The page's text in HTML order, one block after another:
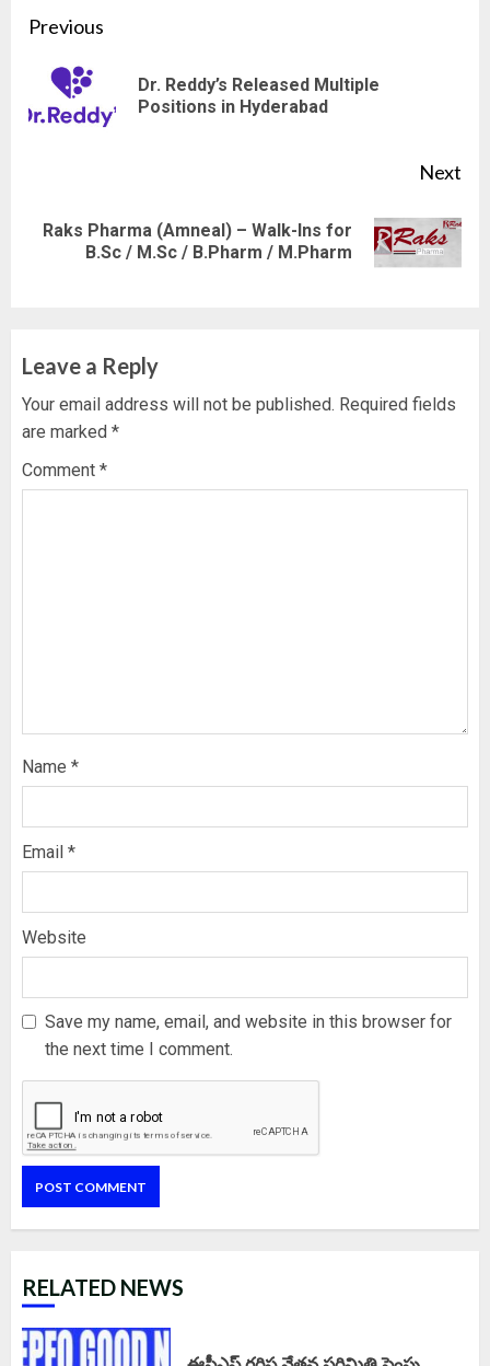
Continue
Reading
Previous
Dr. Reddy’s Released Multiple
Positions in Hyderabad
Next
Next
Raks Pharma (Amneal) – Walk-Ins for
B.Sc / M.Sc / B.Pharm / M.Pharm
Leave a Reply
Your email address will not be published. Required fields
are marked *
Comment *
Name *
Email *
Website
Save my name, email, and website in this browser for
the next time I comment.
RELATED NEWS